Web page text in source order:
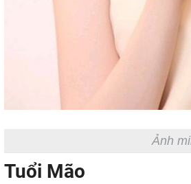
Ảnh
Tuổi Mão